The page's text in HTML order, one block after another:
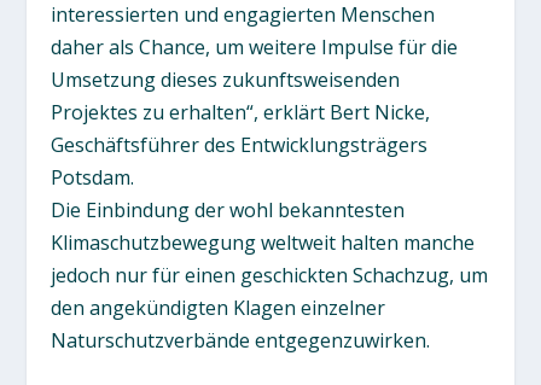
interessierten und engagierten Menschen
daher als Chance, um weitere Impulse für die
Umsetzung dieses zukunftsweisenden
Projektes zu erhalten“, erklärt Bert Nicke,
Geschäftsführer des Entwicklungsträgers
Potsdam.
Die Einbindung der wohl bekanntesten
Klimaschutzbewegung weltweit halten manche
jedoch nur für einen geschickten Schachzug, um
den angekündigten Klagen einzelner
Naturschutzverbände entgegenzuwirken.